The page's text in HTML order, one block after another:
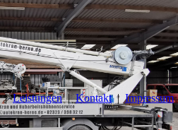
Leistungen Kontakt Impressum